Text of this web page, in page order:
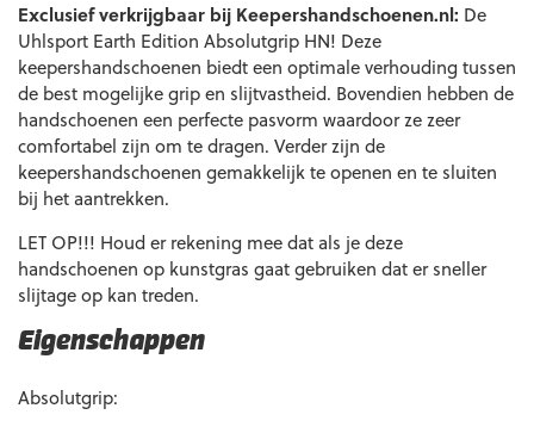
Exclusief verkrijgbaar bij Keepershandschoenen.nl: De
Uhlsport Earth Edition Absolutgrip HN! Deze
keepershandschoenen biedt een optimale verhouding tussen
de best mogelijke grip en slijtvastheid. Bovendien hebben de
handschoenen een perfecte pasvorm waardoor ze zeer
comfortabel zijn om te dragen. Verder zijn de
keepershandschoenen gemakkelijk te openen en te sluiten
bij het aantrekken.
LET OP!!! Houd er rekening mee dat als je deze
handschoenen op kunstgras gaat gebruiken dat er sneller
slijtage op kan treden.
Eigenschappen
Absolutgrip: